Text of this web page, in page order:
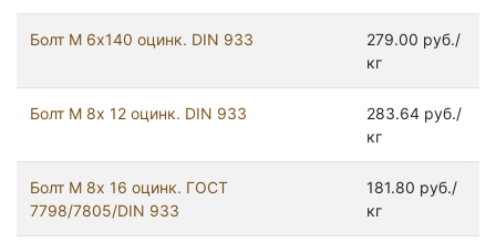
Болт М 6х140 оцинк. DIN 933
279.00 руб./
кг
Болт М 8х 12 оцинк. DIN 933
283.64 руб./
кг
Болт М 8х 16 оцинк. ГОСТ
7798/7805/DIN 933
181.80 руб./
кг